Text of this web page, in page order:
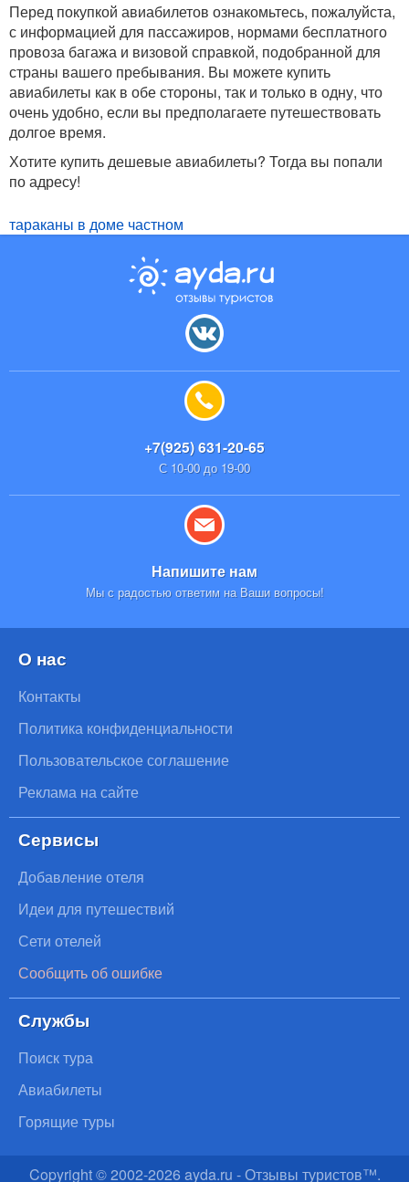
Перед покупкой авиабилетов ознакомьтесь, пожалуйста,
с информацией для пассажиров, нормами бесплатного
провоза багажа и визовой справкой, подобранной для
страны вашего пребывания. Вы можете купить
авиабилеты как в обе стороны, так и только в одну, что
очень удобно, если вы предполагаете путешествовать
долгое время.
Хотите купить дешевые авиабилеты? Тогда вы попали
по адресу!
тараканы в доме частном
+7(925) 631-20-65
С 10-00 до 19-00
Напишите нам
Мы с радостью ответим на Ваши вопросы!
О нас
Контакты
Политика конфиденциальности
Пользовательское соглашение
Реклама на сайте
Сервисы
Добавление отеля
Идеи для путешествий
Сети отелей
Сообщить об ошибке
Службы
Поиск тура
Авиабилеты
Горящие туры
Copyright © 2002-2026 ayda.ru - Отзывы туристов™.